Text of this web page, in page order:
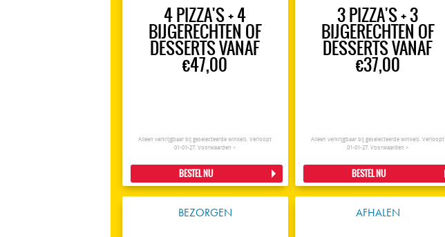
4 PIZZA'S + 4
BIJGERECHTEN OF
DESSERTS VANAF
€47,00
Alleen verkrijgbaar bij geselecteerde winkels. Verloopt
01-01-27.Voorwaarden >
BESTEL NU
3 PIZZA'S + 3
BIJGERECHTEN OF
DESSERTS VANAF
€37,00
Alleen verkrijgbaar bij geselecteerde winkels. Verloopt
01-01-27.Voorwaarden >
BESTEL NU
BEZORGEN AFHALEN